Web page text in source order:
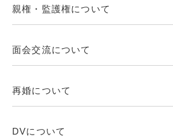
親権・監護権について
面会交流について
再婚について
DVについて